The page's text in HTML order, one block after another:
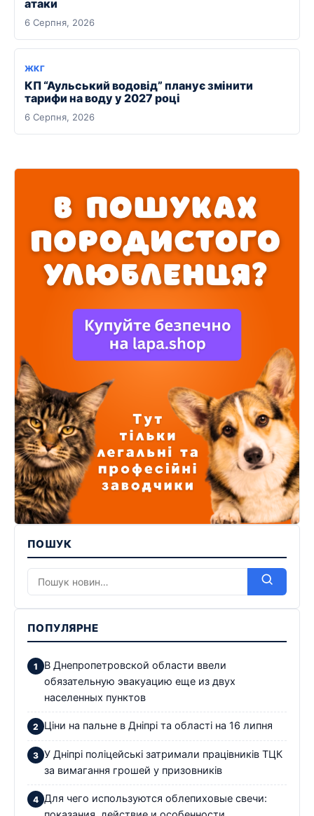
атаки
6 Серпня, 2026
ЖКГ
КП “Аульський водовід” планує змінити
тарифи на воду у 2027 році
6 Серпня, 2026
ПОШУК
ПОПУЛЯРНЕ
В Днепропетровской области ввели
обязательную эвакуацию еще из двух
населенных пунктов
Ціни на пальне в Дніпрі та області на 16 липня
У Дніпрі поліцейські затримали працівників ТЦК
за вимагання грошей у призовників
Для чего используются облепиховые свечи: